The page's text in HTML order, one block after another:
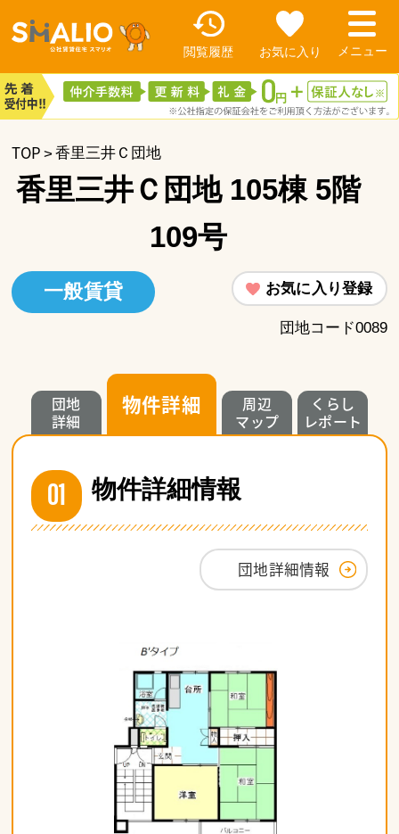
閲覧履歴 お気に入り
TOP 香里三井Ｃ団地
香里三井Ｃ団地 105棟 5階
109号
一般賃貸 お気に入り登録
団地コード0089
団地
詳細
物件詳細
周辺
マップ
くらし
レポート
01 物件詳細情報
団地詳細情報